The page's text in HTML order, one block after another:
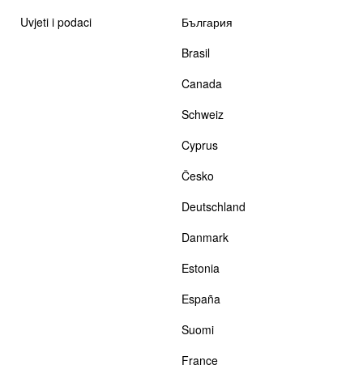
Uvjeti i podaci
България
Brasil
Canada
Schweiz
Cyprus
Česko
Deutschland
Danmark
Estonia
España
Suomi
France